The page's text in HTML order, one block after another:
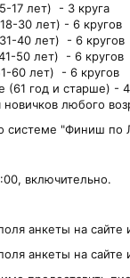
17 лет) - 3 круга
30 лет) - 6 кругов
40 лет) - 6 кругов
50 лет) - 6 кругов
60 лет) - 6 кругов
год и старше) - 4
любого
"Финиш по
включительно.
анкеты на сайте
анкеты на сайте